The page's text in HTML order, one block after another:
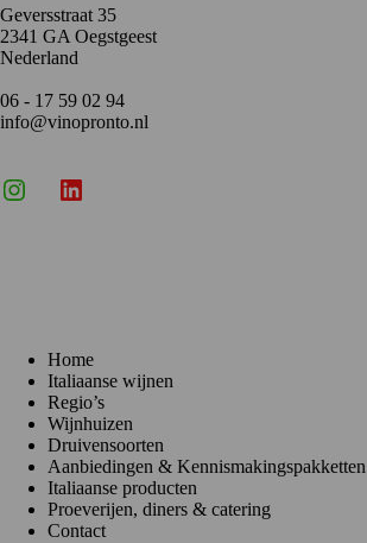
Geversstraat 35
2341 GA Oegstgeest
Nederland
06 - 17 59 02 94
info@vinopronto.nl
InstagramLinkedIn
Home
Italiaanse wijnen
Regio’s
Wijnhuizen
Druivensoorten
Aanbiedingen & Kennismakingspakketten
Italiaanse producten
Proeverijen, diners & catering
Contact